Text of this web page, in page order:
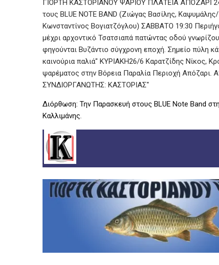
Διόρθωση: Την Παρασκευή στους BLUE Note Band
Καλλιμάνης.
.